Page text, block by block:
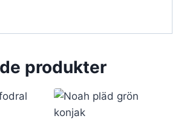
produkter